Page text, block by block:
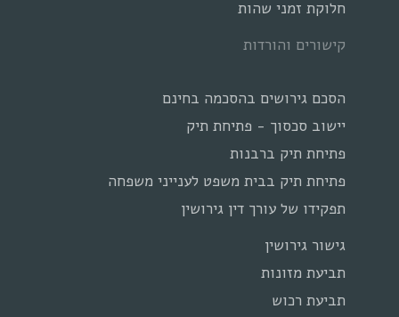
חלוקת זמני שהות
קישורים והורדות
הסכם גירושים בהסכמה בחינם
יישוב סכסוך - פתיחת תיק
פתיחת תיק ברבנות
פתיחת תיק בבית משפט לענייני משפחה
תפקידו של עורך דין גירושין
גישור גירושין
תביעת מזונות
תביעת רכוש